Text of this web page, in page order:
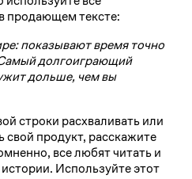
продающем тексте:
показывают время точно
долгоиграющий
дольше, чем вы
строки расхваливать или
свой продукт, расскажите
все любят читать и
Используйте этот